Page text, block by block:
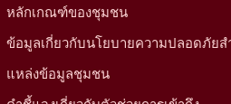
หลักเกณฑ์ของชุมชน
ข้อมูลเกี่ยวกับนโยบายความปลอดภัยส
แหล่งข้อมูลชุมชน